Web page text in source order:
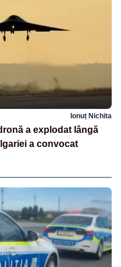
Ionuț Nichita
a explodat lângă
a convocat